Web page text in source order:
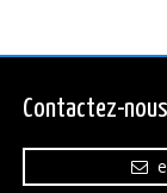
Contactez-